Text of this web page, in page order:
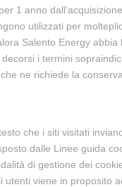
1 anno
utilizzati per
Salento Energy
i termini
ne richiede la
che i siti visitati
dalle Linee guida
di gestione dei
utenti viene in proposito